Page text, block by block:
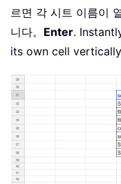
르면 각 시트 이름이
니다。 Enter.
its own cell